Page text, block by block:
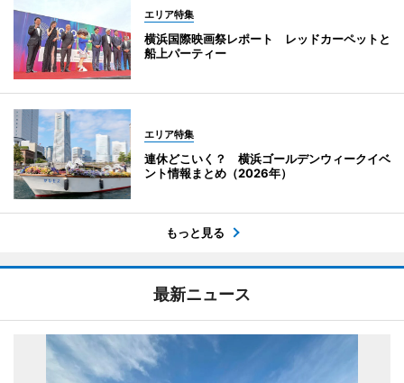
エリア特集
横浜国際映画祭レポート レッドカーペットと
船上パーティー
エリア特集
連休どこいく？ 横浜ゴールデンウィークイベ
ント情報まとめ（2026年）
もっと見る
最新ニュース